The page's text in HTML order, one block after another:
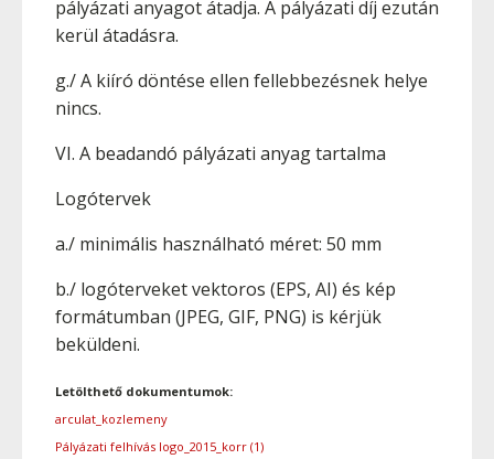
pályázati anyagot átadja. A pályázati díj ezután
kerül átadásra.
g./ A kiíró döntése ellen fellebbezésnek helye
nincs.
VI. A beadandó pályázati anyag tartalma
Logótervek
a./ minimális használható méret: 50 mm
b./ logóterveket vektoros (EPS, AI) és kép
formátumban (JPEG, GIF, PNG) is kérjük
beküldeni.
Letölthető dokumentumok:
arculat_kozlemeny
Pályázati felhívás logo_2015_korr (1)